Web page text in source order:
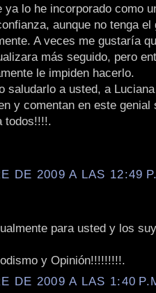
ya lo he incorporado como
aunque no tenga el
A veces me gustaría
más seguido, pero
le impiden hacerlo.
saludarlo a usted, a
y comentan en este genial
todos!!!!.
DE 2009 A LAS 12:49
para usted y los
y Opinión!!!!!!!!!.
DE 2009 A LAS 1:40